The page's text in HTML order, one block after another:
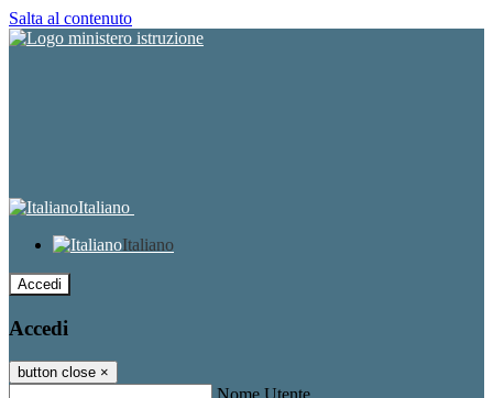
Salta al contenuto
Italiano
Italiano
Accedi
Accedi
button close ×